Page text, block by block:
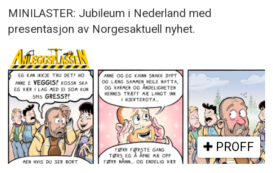
MINILASTER: Jubileum i Nederland med
presentasjon av Norgesaktuell nyhet.
PROFF